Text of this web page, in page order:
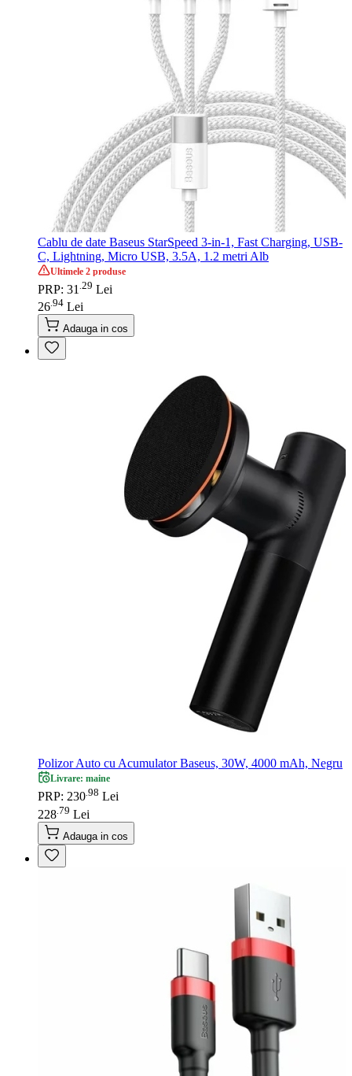
Cablu de date Baseus StarSpeed 3-in-1, Fast Charging, USB-
C, Lightning, Micro USB, 3.5A, 1.2 metri Alb
Ultimele 2 produse
PRP: 31 29 Lei
26 94 Lei
Adauga in cos
Polizor Auto cu Acumulator Baseus, 30W, 4000 mAh, Negru
Livrare: maine
PRP: 230.98 Lei
228 79 Lei
Adauga in cos